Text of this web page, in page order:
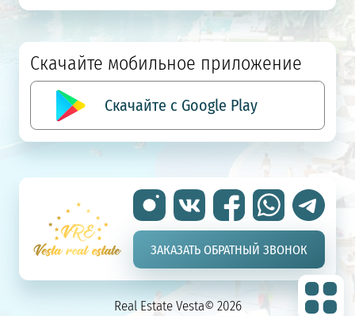
ЗАКАЗАТЬ ОБРАТНЫЙ ЗВОНОК
Скачайте мобильное приложение
Скачайте с Google Play
Real Estate Vesta© 2026